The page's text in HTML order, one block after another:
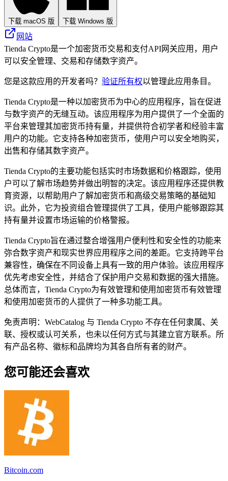
下载 macOS 版 下载 Windows 版
网站
Tienda Crypto是一个加密货币交易和支付API网关应用，用户
可以安全管理、交易和存储数字资产。
您是这款应用的开发者吗？ 验证所有权以管理此应用条目。
Tienda Crypto是一种以加密货币为中心的应用程序，旨在促进
与数字资产的无缝互动。该应用程序为用户提供了一个全面的
平台来管理其加密货币持有量，并提供符合初学者和经验丰富
用户的功能。它支持各种加密货币，使用户可以安全地购买，
出售和存储其数字资产。
Tienda Crypto的主要功能包括实时市场数据和价格跟踪，使用
户可以了解市场趋势并做出明智的决定。该应用程序还提供教
育资源，以帮助用户了解加密货币和高级交易策略的基础知
识。此外，它为投资组合管理提供了工具，使用户能够跟踪其
持有量并设置市场运输的价格警报。
Tienda Crypto旨在通过整合增强用户便利性和安全性的功能来
弥合数字资产和现实世界应用程序之间的差距。它支持跨平台
兼容性，确保在不同设备上具有一致的用户体验。该应用程序
优先考虑安全性，并结合了保护用户交易和数据的强大措施。
总体而言，Tienda Crypto为有效管理和使用加密货币有效管理
和使用加密货币的人提供了一种多功能工具。
免责声明：WebCatalog 与 Tienda Crypto 不存在任何隶属、关
联、授权或认可关系，也未以任何方式与其建立官方联系。所
有产品名称、徽标和品牌均为其各自所有者的财产。
您可能还会喜欢
Bitcoin.com